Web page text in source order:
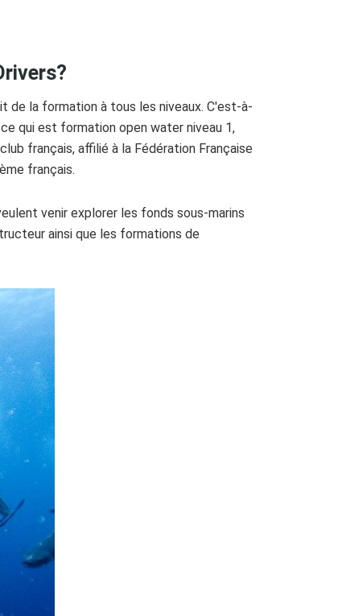
de la formation à tous les niveaux. C'est-à-
qui est formation open water niveau 1,
français, affilié à la Fédération Française
français.
venir explorer les fonds sous-marins
ainsi que les formations de